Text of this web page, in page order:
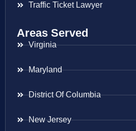
Traffic Ticket Lawyer
Areas Served
Virginia
Maryland
District Of Columbia
New Jersey